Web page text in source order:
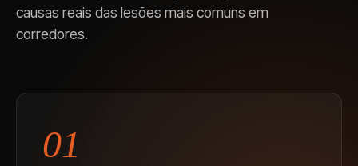
causas reais das lesões mais comuns em
corredores.
01